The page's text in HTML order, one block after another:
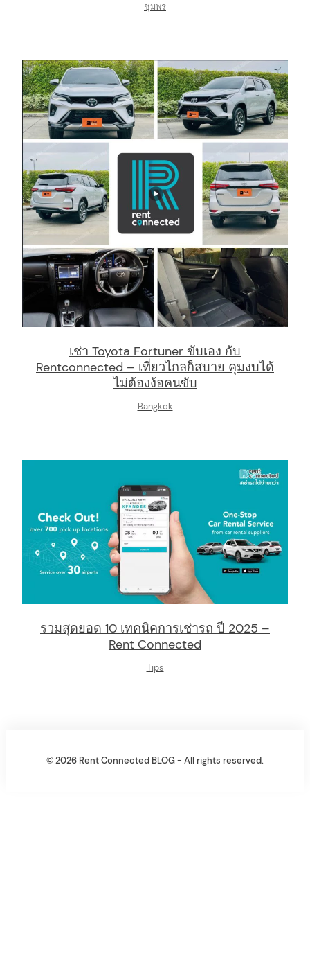
ชุมพร
เช่า Toyota Fortuner ขับเอง กับ
Rentconnected – เที่ยวไกลก็สบาย คุมงบได้
ไม่ต้องง้อคนขับ
Bangkok
รวมสุดยอด 10 เทคนิคการเช่ารถ ปี 2025 –
Rent Connected
Tips
© 2026 Rent Connected BLOG - All rights reserved.